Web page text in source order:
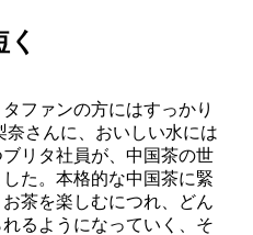
ファンの方にはすっかり
奈さんに、おいしい水には
リタ社員が、中国茶の世
た。本格的な中国茶に緊
茶を楽しむにつれ、どん
るようになっていく、そ